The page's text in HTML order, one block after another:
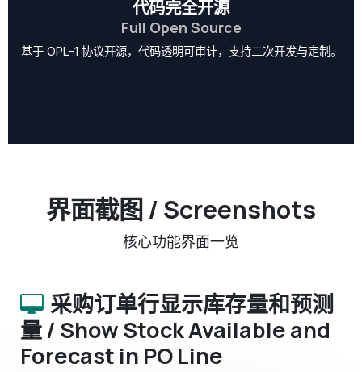
代码完全开源
Full Open Source
基于 OPL-1 协议开源，代码透明可审计，支持二次开发与定制。
界面截图 / Screenshots
核心功能界面一览
采购订单行显示库存量和预测
量 / Show Stock Available and
Forecast in PO Line